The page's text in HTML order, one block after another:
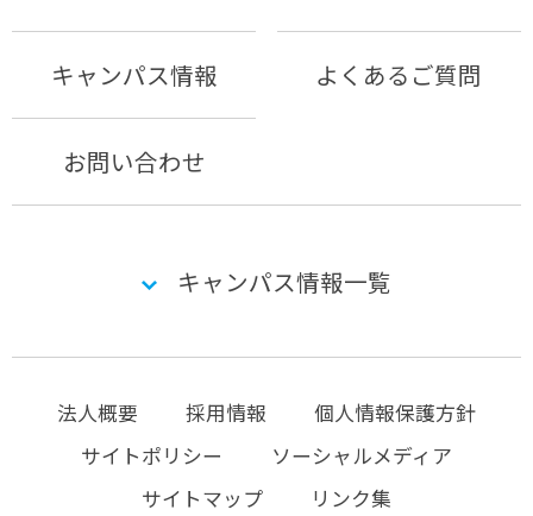
キャンパス情報 よくあるご質問
お問い合わせ
キャンパス情報一覧
法人概要 採用情報
個人情報保護方針
サイトポリシー
ソーシャルメディア
サイトマップ
リンク集